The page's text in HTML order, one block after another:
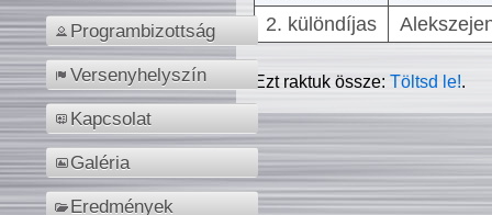
Programbizottság
Versenyhelyszín
Kapcsolat
Galéria
Eredmények
2. különdíjas
Ezt raktuk össze:Töltsd le!.